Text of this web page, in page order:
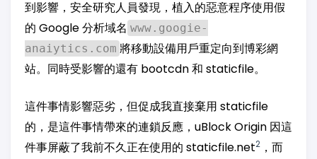
到影響，安全研究人員發現，植入的惡意程序使用假
的 Google 分析域名 www.googie-
anaiytics.com 將移動設備用戶重定向到博彩網
站。同時受影響的還有 bootcdn 和 staticfile。
這件事情影響惡劣，但促成我直接棄用 staticfile
的，是這件事情帶來的連鎖反應，uBlock Origin 因這
件事屏蔽了我前不久正在使用的 staticfile.net2 ，而